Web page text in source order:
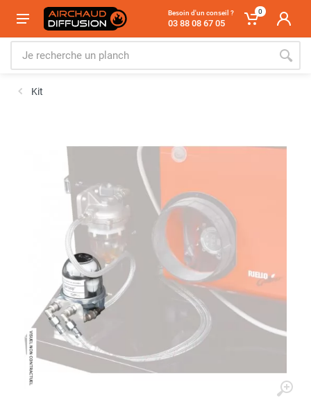
Besoin d'un conseil ?
03 88 08 67 05
0
Kit